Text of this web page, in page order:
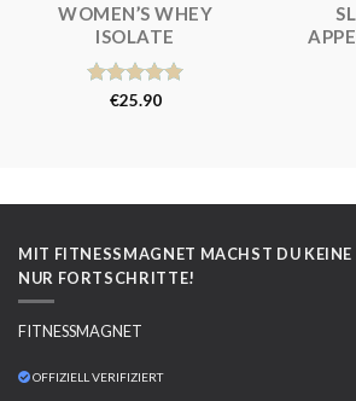
WOMEN’S WHEY
ISOLATE
Bewertet
€25.90
MIT FITNESSMAGNET MACHST DU
NUR FORTSCHRITTE!
FITNESSMAGNET
OFFIZIELL VERIFIZIERT